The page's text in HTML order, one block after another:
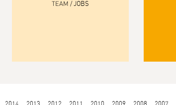
TEAM / JOBS